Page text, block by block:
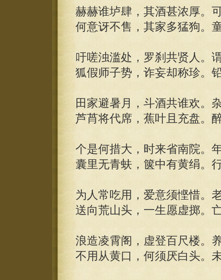
赫赫谁垆肆，其酒甚浓厚。
何意讶不售，其家多猛狗。
吁嗟浊滥处，罗刹共贤人。
狐假师子势，诈妄却称珍。
田家避暑月，斗酒共谁欢。
芦莦将代席，蕉叶且充盘。
个是何措大，时来省南院。
囊里无青蚨，箧中有黄绢。
为人常吃用，爱意须悭惜。
送向荒山头，一生愿虚掷。
浪造凌霄阁，虚登百尺楼。
不用从黄口，何须厌白头。